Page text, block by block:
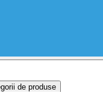
de produse